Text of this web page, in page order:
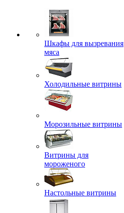
Шкафы для вызревания
мяса
Холодильные витрины
Морозильные витрины
Витрины для
мороженого
Настольные витрины